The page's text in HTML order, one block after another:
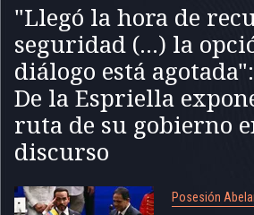
"Llegó la hora de
seguridad (...) la
diálogo está
De la Espriella
ruta de su gobierno
discurso
Posesión